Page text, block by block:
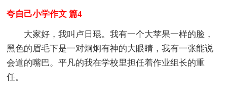
夸自己小学作文 篇4
大家好，我叫卢日琨。我有一个大苹果一样的脸，
黑色的眉毛下是一对炯炯有神的大眼睛，我有一张能说
会道的嘴巴。平凡的我在学校里担任着作业组长的重
任。